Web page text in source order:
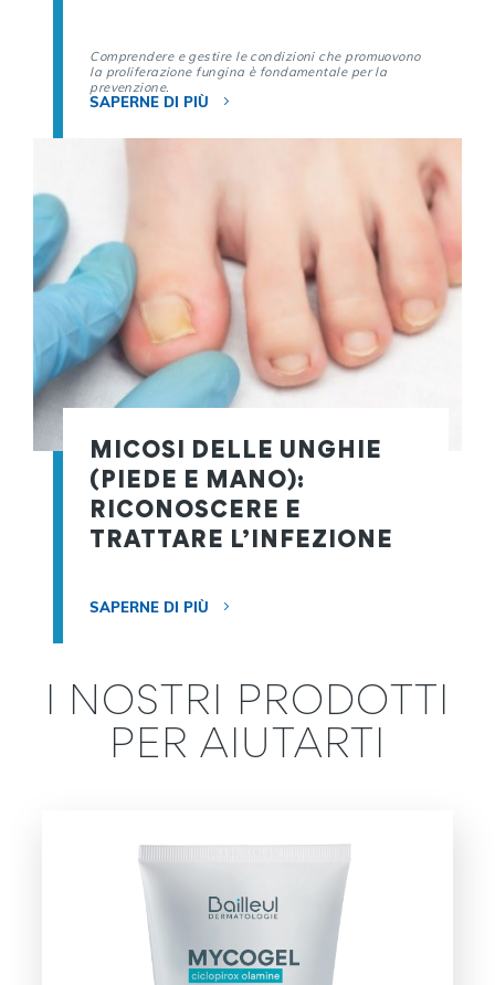
Comprendere e gestire le condizioni che promuovono
la proliferazione fungina è fondamentale per la
prevenzione.
SAPERNE DI PIÙ
MICOSI DELLE UNGHIE
(PIEDE E MANO):
RICONOSCERE E
TRATTARE L’INFEZIONE
SAPERNE DI PIÙ
I NOSTRI PRODOTTI
PER AIUTARTI